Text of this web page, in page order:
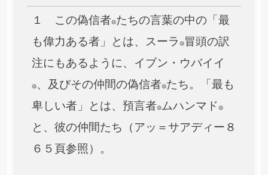
１ この偽信者*たちの言葉の中の「最
も偉力ある者」とは、スーラ*冒頭の訳
注にもあるように、イブン・ウバイイ
*、及びその仲間の偽信者*たち。「最も
卑しい者」とは、預言者*ムハンマド*
と、彼の仲間たち（アッ＝サアディー８
６５頁参照）。